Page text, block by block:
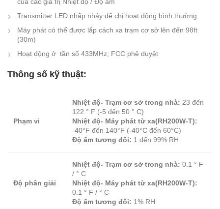
Transmitter LED nhấp nháy để chỉ hoạt động bình thường
Máy phát có thể được lắp cách xa trạm cơ sở lên đến 98ft
(30m)
Hoạt động ở tần số 433MHz; FCC phê duyệt
Thông số kỹ thuật:
Phạm vi
Nhiệt độ- Trạm cơ sở trong nhà: 23 đến
122 ° F (-5 đến 50 ° C)
Nhiệt độ- Máy phát từ xa(RH200W-T):
-40°F đến 140°F (-40°C đến 60°C)
Độ ẩm tương đối: 1 đến 99% RH
Độ phân giải
Nhiệt độ- Trạm cơ sở trong nhà: 0.1 ° F
/ ° C
Nhiệt độ- Máy phát từ xa(RH200W-T):
0.1 ° F / ° C
Độ ẩm tương đối: 1% RH